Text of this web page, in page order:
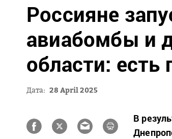
Россияне
авиабомбы и
области: есть
Дата: 28 April 2025
В